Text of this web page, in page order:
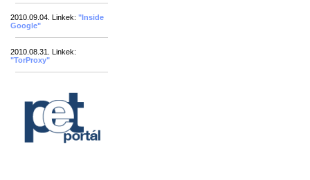
2010.09.04. Linkek: "Inside
Google"
2010.08.31. Linkek:
"TorProxy"